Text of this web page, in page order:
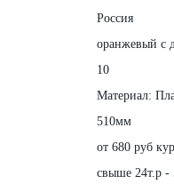
Россия
оранжевый с
10
Материал:
510мм
от 680 руб
свыше 24т.р -